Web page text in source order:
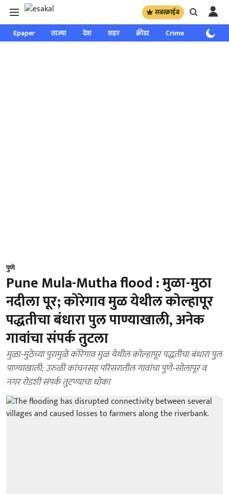
सबस्क्राईब
Epaper ताज्या देश शहर क्रीडा Crime साप्ताहिक
पुणे
Pune Mula-Mutha flood : मुळा-मुठा
नदीला पूर; कोरेगाव मुळ येथील कोल्हापूर
पद्धतीचा बंधारा पुल पाण्याखाली, अनेक
गावांचा संपर्क तुटला
मुळा-मुठेच्या पुरामुळे कोरेगाव मुळ येथील कोल्हापूर पद्धतीचा बंधारा पुल
पाण्याखाली; उरुळी कांचनसह परिसरातील गावांचा पुणे-सोलापूर व
नगर रोडशी संपर्क तुटण्याचा धोका